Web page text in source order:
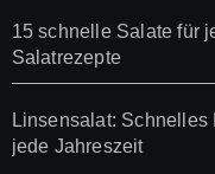
15 schnelle Salate für
Salatrezepte
Linsensalat: Schnelles
jede Jahreszeit